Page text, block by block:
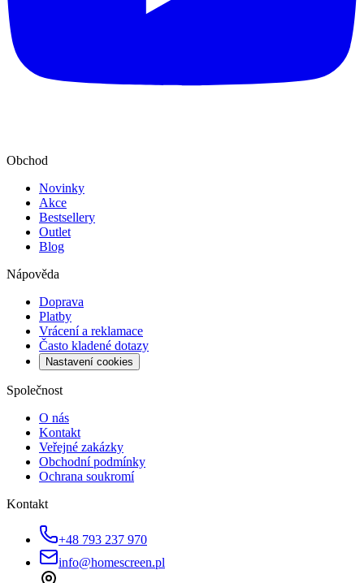
Obchod
Novinky
Akce
Bestsellery
Outlet
Blog
Nápověda
Doprava
Platby
Vrácení a reklamace
Často kladené dotazy
Nastavení cookies
Společnost
O nás
Kontakt
Veřejné zakázky
Obchodní podmínky
Ochrana soukromí
Kontakt
+48 793 237 970
info@homescreen.pl